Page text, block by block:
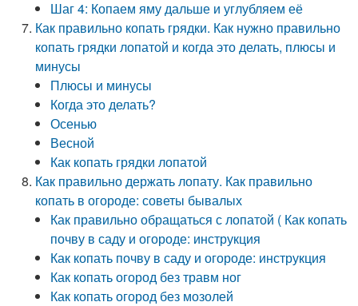
Шаг 4: Копаем яму дальше и углубляем её
Как правильно копать грядки. Как нужно правильно
копать грядки лопатой и когда это делать, плюсы и
минусы
Плюсы и минусы
Когда это делать?
Осенью
Весной
Как копать грядки лопатой
Как правильно держать лопату. Как правильно
копать в огороде: советы бывалых
Как правильно обращаться с лопатой ( Как копать
почву в саду и огороде: инструкция
Как копать почву в саду и огороде: инструкция
Как копать огород без травм ног
Как копать огород без мозолей